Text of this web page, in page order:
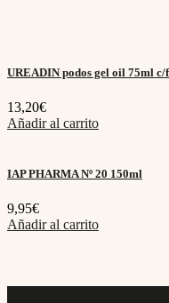
UREADIN podos gel oil 75ml c/f
13,20€
Añadir al carrito
IAP PHARMA Nº 20 150ml
9,95€
Añadir al carrito